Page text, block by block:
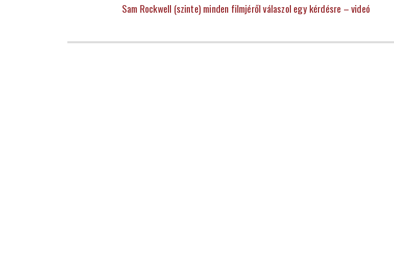
Sam Rockwell (szinte) minden filmjéről válaszol egy kérdésre – videó